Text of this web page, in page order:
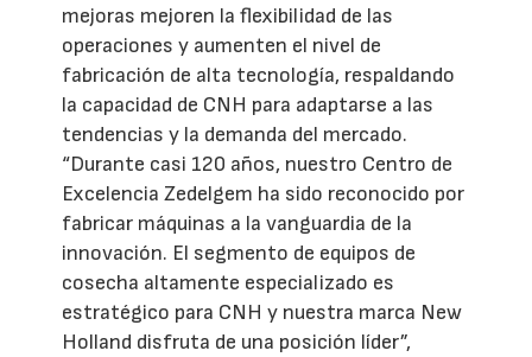
mejoras mejoren la flexibilidad de las
operaciones y aumenten el nivel de
fabricación de alta tecnología, respaldando
la capacidad de CNH para adaptarse a las
tendencias y la demanda del mercado.
“Durante casi 120 años, nuestro Centro de
Excelencia Zedelgem ha sido reconocido por
fabricar máquinas a la vanguardia de la
innovación. El segmento de equipos de
cosecha altamente especializado es
estratégico para CNH y nuestra marca New
Holland disfruta de una posición líder”,